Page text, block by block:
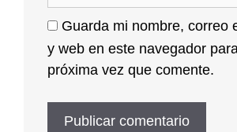
Guarda mi nombre, correo
y web en este navegador
próxima vez que comente.